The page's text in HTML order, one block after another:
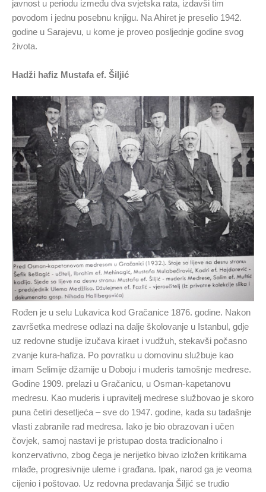
javnost u periodu između dva svjetska rata, izdavši tim
povodom i jednu posebnu knjigu. Na Ahiret je preselio 1942.
godine u Sarajevu, u kome je proveo posljednje godine svog
života.
Hadži hafiz Mustafa ef. Šiljić
Rođen je u selu Lukavica kod Gračanice 1876. godine. Nakon
završetka medrese odlazi na dalje školovanje u Istanbul, gdje
uz redovne studije izučava kiraet i vudžuh, stekavši počasno
zvanje kura-hafiza. Po povratku u domovinu službuje kao
imam Selimije džamije u Doboju i muderis tamošnje medrese.
Godine 1909. prelazi u Gračanicu, u Osman-kapetanovu
medresu. Kao muderis i upravitelj medrese službovao je skoro
puna četiri desetljeća – sve do 1947. godine, kada su tadašnje
vlasti zabranile rad medresa. Iako je bio obrazovan i učen
čovjek, samoj nastavi je pristupao dosta tradicionalno i
konzervativno, zbog čega je nerijetko bivao izložen kritikama
mlađe, progresivnije uleme i građana. Ipak, narod ga je veoma
cijenio i poštovao. Uz redovna predavanja Šiljić se trudio